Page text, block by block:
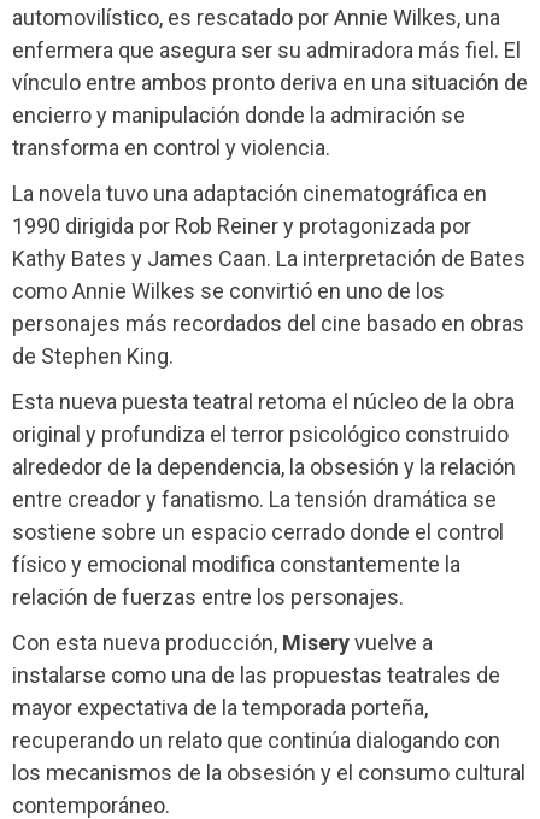
automovilístico, es rescatado por Annie Wilkes, una
enfermera que asegura ser su admiradora más fiel. El
vínculo entre ambos pronto deriva en una situación de
encierro y manipulación donde la admiración se
transforma en control y violencia.
La novela tuvo una adaptación cinematográfica en
1990 dirigida por Rob Reiner y protagonizada por
Kathy Bates y James Caan. La interpretación de Bates
como Annie Wilkes se convirtió en uno de los
personajes más recordados del cine basado en obras
de Stephen King.
Esta nueva puesta teatral retoma el núcleo de la obra
original y profundiza el terror psicológico construido
alrededor de la dependencia, la obsesión y la relación
entre creador y fanatismo. La tensión dramática se
sostiene sobre un espacio cerrado donde el control
físico y emocional modifica constantemente la
relación de fuerzas entre los personajes.
Con esta nueva producción, Miseryvuelve a
instalarse como una de las propuestas teatrales de
mayor expectativa de la temporada porteña,
recuperando un relato que continúa dialogando con
los mecanismos de la obsesión y el consumo cultural
contemporáneo.